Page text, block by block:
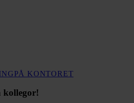
PÅ KONTORETSäg
kollegor!